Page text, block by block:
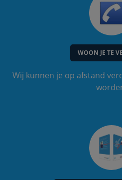
WOON JE TE
Wij kunnen je op afstand